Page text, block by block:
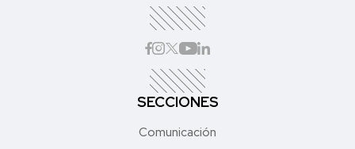
SECCIONES
Comunicación